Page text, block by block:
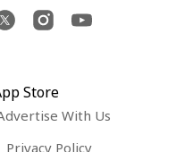
With Us
Privacy Policy